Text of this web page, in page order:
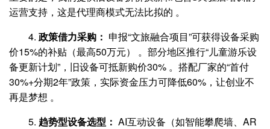
运营支持，这是代理商模式无法比拟的 。
4. 政策借力采购： 申报“文旅融合项目”可获得设备采购
价15%的补贴（最高50万元） 。部分地区推行“儿童游乐设
备更新计划”，旧设备可抵新购价30% 。搭配厂家的“首付
30%+分期2年”政策，实际资金压力可降低60%，让创业不
再是梦想 。
5. 趋势型设备选型： AI互动设备（如智能攀爬墙、AR